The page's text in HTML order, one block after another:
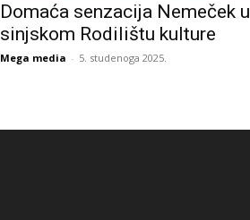
Domaća senzacija Nemeček u
sinjskom Rodilištu kulture
Mega media - 5. studenoga 2025.